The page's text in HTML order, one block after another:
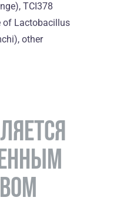
TCI378
of Lactobacillus
оther